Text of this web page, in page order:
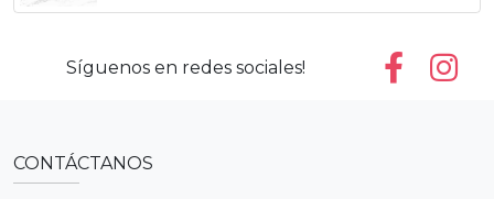
Síguenos en redes sociales!
CONTÁCTANOS